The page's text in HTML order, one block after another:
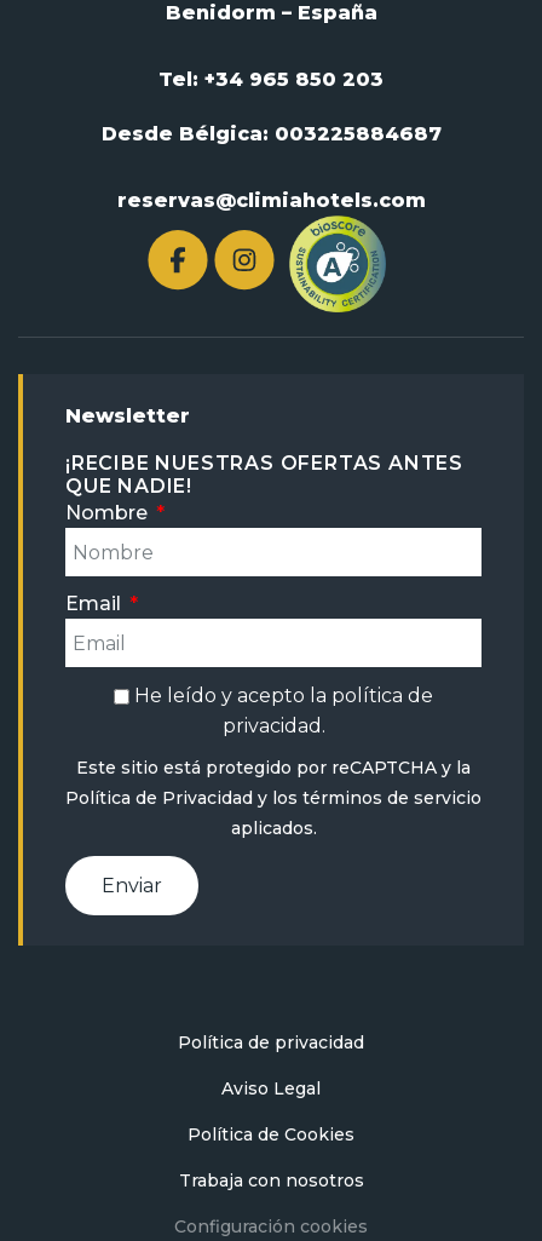
Benidorm – España
Tel: +34 965 850 203
Desde Bélgica: 003225884687
reservas@climiahotels.com
Newsletter
¡RECIBE NUESTRAS OFERTAS ANTES
QUE NADIE!
Nombre
Email
He leído y acepto la política de
privacidad .
Este sitio está protegido por reCAPTCHA y la
Política de Privacidad y los términos de servicio
aplicados.
Enviar
Política de privacidad
Aviso Legal
Política de Cookies
Trabaja con nosotros
Configuración cookies